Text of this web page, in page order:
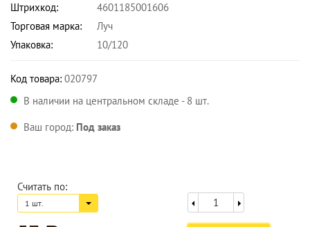
Штрихкод:
4601185001606
Торговая марка:
Луч
Упаковка:
10/120
Код товара: 020797
В наличии на центральном складе - 8 шт.
Ваш город: Под заказ
Считать по:
1 шт.